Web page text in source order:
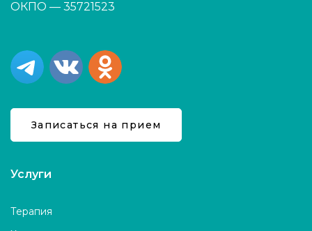
ОКПО — 35721523
Записаться на прием
Услуги
Терапия